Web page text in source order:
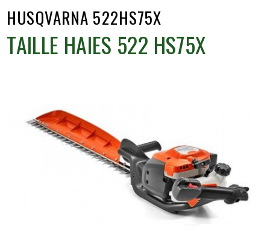
HUSQVARNA 522HS75X
TAILLE HAIES 522 HS75X